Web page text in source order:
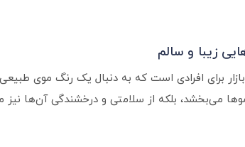
زیبا و سالم
برای افرادی است که به دنبال یک رنگ موی
موها می‌بخشد، بلکه از سلامتی و درخشندگی آن‌ها